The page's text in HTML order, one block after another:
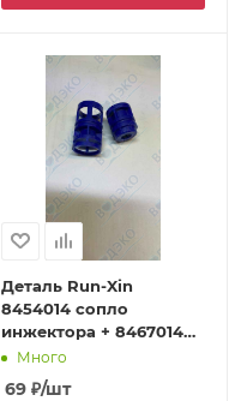
Деталь Run-Xin
8454014 сопло
инжектора + 8467014
втулка инжектора
голубой для F74A
Много
69₽/шт